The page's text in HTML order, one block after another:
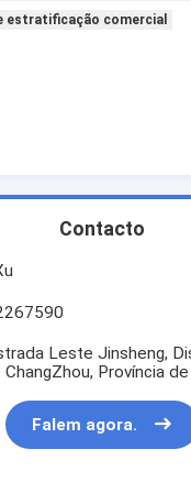
estratificação comercial
Contacto
Leste Jinsheng,
Província
Falem agora.